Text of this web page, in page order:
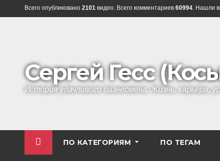
ПерейтиВсего опубликовано 2101 видео. Всего комментариев 60994. Нашли
Сергей Гесс
История удачливого бизнесмена. Жизнь, карьера,
ПО КАТЕГОРИЯМ ПО ТЕГАМ